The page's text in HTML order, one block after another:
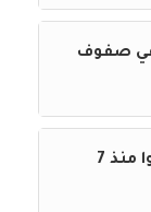
في صفوف
كم عدد الجنود الإسرائيليين الذين قتلوا منذ 7